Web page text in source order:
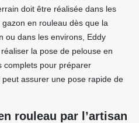
doit être réalisée dans les
en rouleau dès que la
ou dans les environs, Eddy
la pose de pelouse en
complets pour préparer
assurer une pose rapide de
rouleau par l’artisan